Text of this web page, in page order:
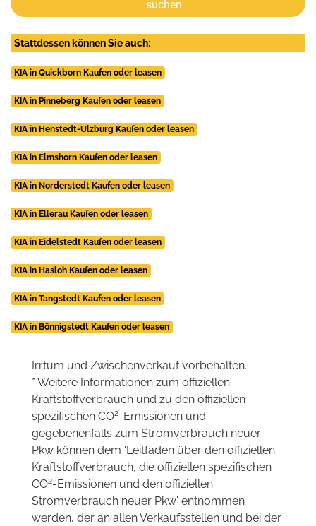
suchen
Stattdessen können Sie auch:
KIA in Quickborn Kaufen oder leasen
KIA in Pinneberg Kaufen oder leasen
KIA in Henstedt-Ulzburg Kaufen oder leasen
KIA in Elmshorn Kaufen oder leasen
KIA in Norderstedt Kaufen oder leasen
KIA in Ellerau Kaufen oder leasen
KIA in Eidelstedt Kaufen oder leasen
KIA in Hasloh Kaufen oder leasen
KIA in Tangstedt Kaufen oder leasen
KIA in Bönnigstedt Kaufen oder leasen
Irrtum und Zwischenverkauf vorbehalten.
* Weitere Informationen zum offiziellen
Kraftstoffverbrauch und zu den offiziellen
spezifischen CO2-Emissionen und
gegebenenfalls zum Stromverbrauch neuer
Pkw können dem 'Leitfaden über den offiziellen
Kraftstoffverbrauch, die offiziellen spezifischen
CO2-Emissionen und den offiziellen
Stromverbrauch neuer Pkw' entnommen
werden, der an allen Verkaufsstellen und bei der